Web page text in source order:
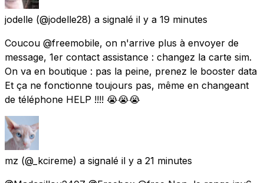
jodelle (@jodelle28) a signalé il y a 19 minutes
Coucou @freemobile, on n'arrive plus à envoyer de
message, 1er contact assistance : changez la carte sim.
On va en boutique : pas la peine, prenez le booster data
Et ça ne fonctionne toujours pas, même en changeant
de téléphone HELP !!!! 😭😭😭
mz (@_kcireme) a signalé il y a 21 minutes